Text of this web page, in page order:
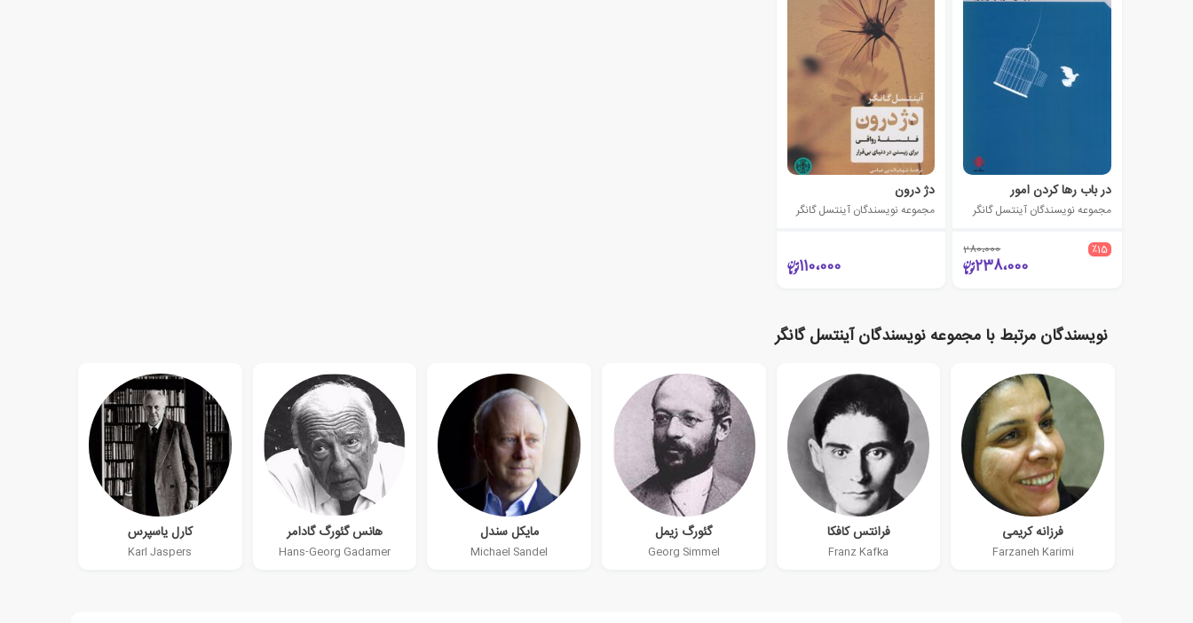
در باب رها کردن امور
مجموعه نویسندگان آینتسل گانگر
٪15 280،000
238،000
دژ درون
مجموعه نویسندگان آینتسل گانگر
110،000
نویسندگان مرتبط با مجموعه نویسندگان آینتسل گانگر
فرزانه کریمی
Farzaneh Karimi
فرانتس کافکا
Franz Kafka
گئورگ زیمل
Georg Simmel
مایکل سندل
Michael Sandel
هانس گئورگ گادامر
Hans-Georg Gadamer
کارل یاسپرس
Karl Jaspers